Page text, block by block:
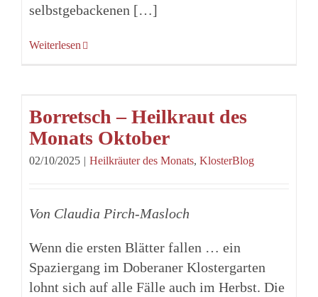
selbstgebackenen […]
Weiterlesen
Borretsch – Heilkraut des
Monats Oktober
02/10/2025 | Heilkräuter des Monats, KlosterBlog
Von Claudia Pirch-Masloch
Wenn die ersten Blätter fallen … ein
Spaziergang im Doberaner Klostergarten
lohnt sich auf alle Fälle auch im Herbst. Die